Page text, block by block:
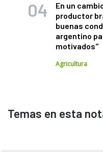
En un
productor
buenas
argentino
motivados"
Agricultura
Temas en esta